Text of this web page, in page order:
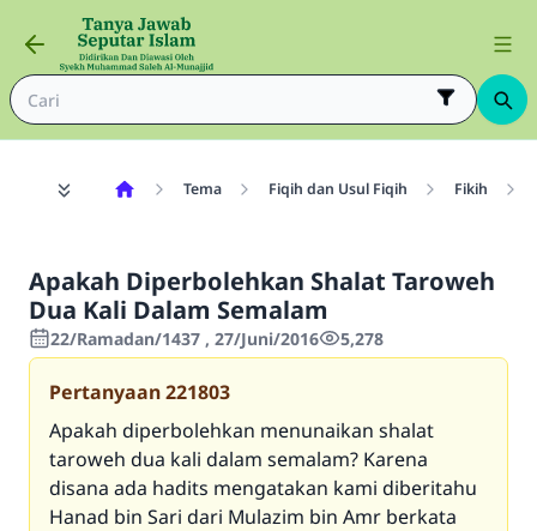
Tema Fiqih dan Usul Fiqih Fikih
Apakah Diperbolehkan Shalat Taroweh
Dua Kali Dalam Semalam
22/Ramadan/1437 , 27/Juni/2016 5,278
Pertanyaan221803
Apakah diperbolehkan menunaikan shalat
taroweh dua kali dalam semalam? Karena
disana ada hadits mengatakan kami diberitahu
Hanad bin Sari dari Mulazim bin Amr berkata